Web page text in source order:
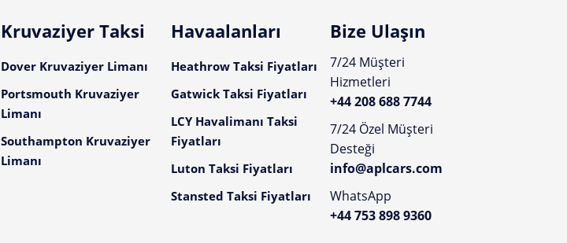
Kruvaziyer Taksi
Dover Kruvaziyer Limanı
Portsmouth Kruvaziyer
Limanı
Southampton Kruvaziyer
Limanı
Havaalanları
Heathrow Taksi Fiyatları
Gatwick Taksi Fiyatları
LCY Havalimanı Taksi
Fiyatları
Luton Taksi Fiyatları
Stansted Taksi Fiyatları
Bize Ulaşın
7/24 Müşteri
Hizmetleri
+44 208 688 7744
7/24 Özel Müşteri
Desteği
info@aplcars.com
WhatsApp
+44 753 898 9360